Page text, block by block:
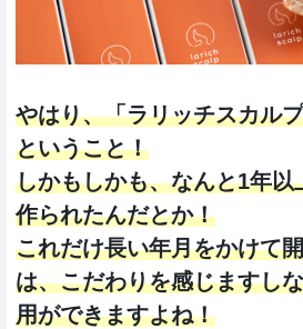
やはり、「ラリッチスカル
ということ！
しかもしかも、なんと1年以
作られたんだとか！
これだけ長い年月をかけて
は、こだわりを感じますし
用ができますよね！